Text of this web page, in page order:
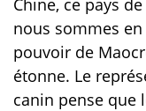
Chine, ce pays
nous sommes
pouvoir de
étonne. Le
canin pense que